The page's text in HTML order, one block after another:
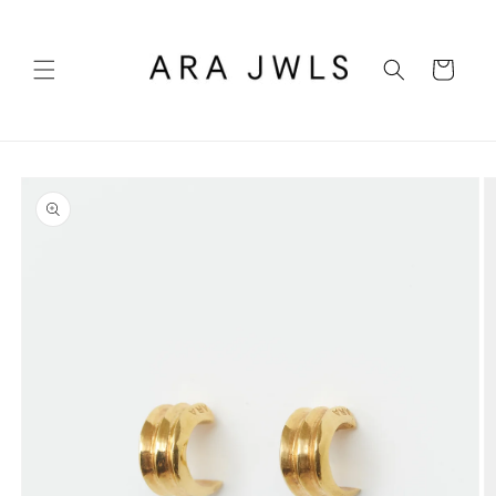
Carrito
a la
información